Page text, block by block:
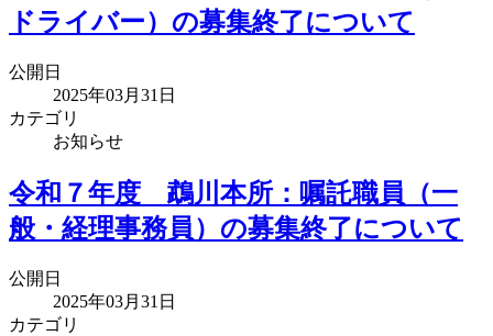
ドライバー）の募集終了について
公開日
2025年03月31日
カテゴリ
お知らせ
令和７年度 鵡川本所：嘱託職員（一
般・経理事務員）の募集終了について
公開日
2025年03月31日
カテゴリ